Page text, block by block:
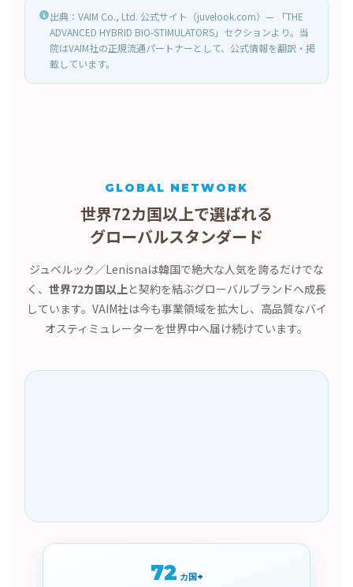
出典：VAIM Co., Ltd. 公式サイト（juvelook.com）— 「THE
ADVANCED HYBRID BIO-STIMULATORS」セクションより。当
院はVAIM社の正規流通パートナーとして、公式情報を翻訳・掲
載しています。
GLOBAL NETWORK
世界72カ国以上で選ばれる
グローバルスタンダード
ジュベルック／Lenisnaは韓国で絶大な人気を誇るだけでな
く、 世界72カ国以上 と契約を結ぶグローバルブランドへ成長
しています。VAIM社は今も事業領域を拡大し、高品質なバイ
オスティミュレーターを世界中へ届け続けています。
72 カ国+